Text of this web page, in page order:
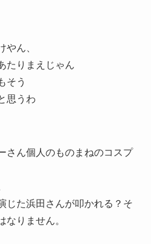
やん、
たりまえじゃん
そう
思うわ
さん個人のものまねのコスプ
じた浜田さんが叩かれる？そ
なりません。